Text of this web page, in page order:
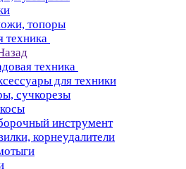
топоры
техника
техника
для техники
сучкорезы
инструмент
корнеудалители